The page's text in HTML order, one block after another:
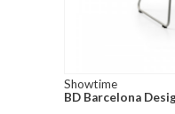
Showtime
BD Barcelona